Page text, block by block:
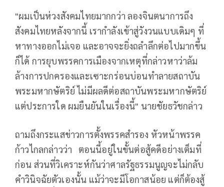
"ผมเป็นห่วงสังคมไทยมากกว่า ลองจินตนาการถึง
สังคมไทยหลังจากนี้ เรากำลังเข้าสู่วังวนแบบเดิมๆ ที่
หาทางออกไม่เจอ และอาจจะยิ่งถลำลึกต่อไปมากขึ้น
ก็ได้ การยุบพรรคการเมืองจากเหตุที่กล่าวหาว่าล้ม
ล้างการปกครองและเซาะกร่อนบ่อนทำลายสถาบัน
พระมหากษัตริย์ ไม่มีผลดีต่อสถาบันพระมหากษัตริย์
แต่ประการใด ผมยืนยันในเรื่องนี้" นายชัยธวัชกล่าว
ถามถึงกระแสข่าวการตั้งพรรคสำรอง หัวหน้าพรรค
ก้าวไกลกล่าวว่า ตอนนี้อยู่ในขั้นต่อสู้คดีอย่างเต็มที่
ก่อน ส่วนที่วิเคราะห์กันว่าศาลรัฐธรรมนูญจะไม่กลับ
คำวินิจฉัยตัวเองนั้น แม้ว่าจะมีโอกาสน้อย แต่ก็ต้องสู้